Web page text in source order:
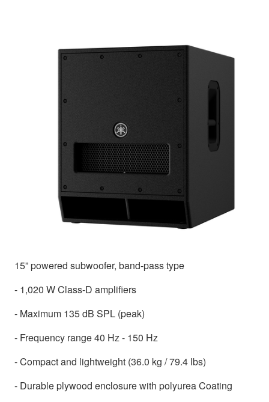
15” powered subwoofer, band-pass type
- 1,020 W Class-D amplifiers
- Maximum 135 dB SPL (peak)
- Frequency range 40 Hz - 150 Hz
- Compact and lightweight (36.0 kg / 79.4 lbs)
- Durable plywood enclosure with polyurea Coating